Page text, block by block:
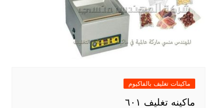
ماكينات تغليف بالفاكيوم
ماكينه تغليف ٦٠١